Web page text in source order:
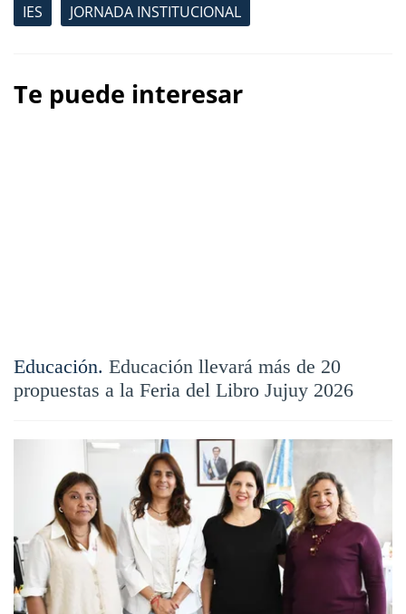
IES JORNADA INSTITUCIONAL
Te puede interesar
Educación. Educación llevará más de 20
propuestas a la Feria del Libro Jujuy 2026